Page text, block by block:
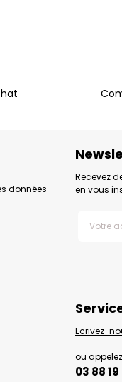
données
Recevez
en vous
Ecrivez-
ou
03 88